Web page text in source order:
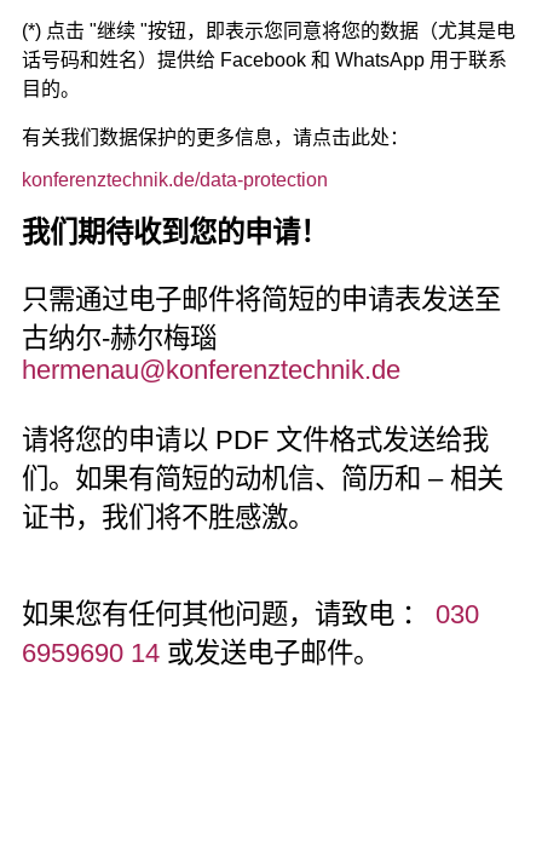
(*) 点击 "继续 "按钮，即表示您同意将您的数据（尤其是电
话号码和姓名）提供给 Facebook 和 WhatsApp 用于联系
目的。
有关我们数据保护的更多信息，请点击此处：
konferenztechnik.de/data-protection
我们期待收到您的申请！
只需通过电子邮件将简短的申请表发送至
古纳尔-赫尔梅瑙
hermenau@konferenztechnik.de
请将您的申请以 PDF 文件格式发送给我
们。如果有简短的动机信、简历和 – 相关
证书，我们将不胜感激。
如果您有任何其他问题，请致电 ： 030
6959690 14 或发送电子邮件。